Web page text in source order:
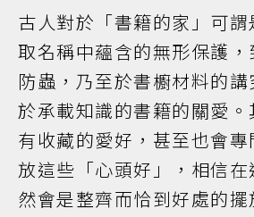
古人對於「書籍的家」可
取名稱中蘊含的無形保護，
防蟲，乃至於書櫥材料的
於承載知識的書籍的關愛
有收藏的愛好，甚至也會
放這些「心頭好」，相信
然會是整齊而恰到好處的